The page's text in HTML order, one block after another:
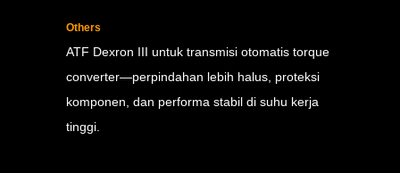
Others
ATF Dexron III untuk transmisi otomatis torque
converter—perpindahan lebih halus, proteksi
komponen, dan performa stabil di suhu kerja
tinggi.